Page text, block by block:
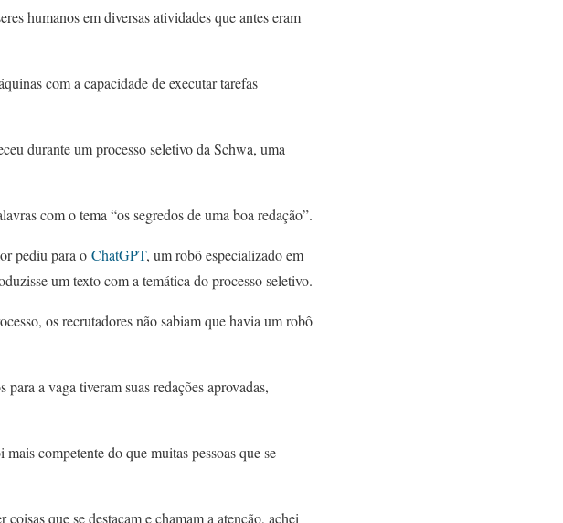
humanos em diversas atividades que antes eram
com a capacidade de executar tarefas
durante um processo seletivo da Schwa, uma
com o tema “os segredos de uma boa redação”.
pediu para o ChatGPT, um robô especializado em
um texto com a temática do processo seletivo.
os recrutadores não sabiam que havia um robô
a vaga tiveram suas redações aprovadas,
competente do que muitas pessoas que se
que se destacam e chamam a atenção, achei